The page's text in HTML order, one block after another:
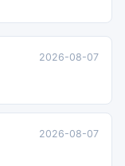
2026-08-07
2026-08-07